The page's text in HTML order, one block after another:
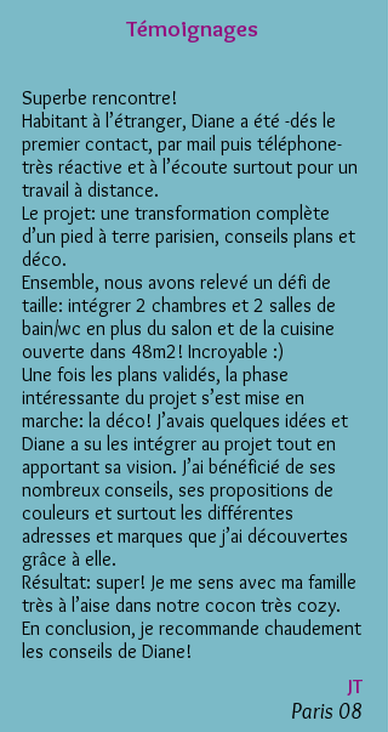
Témoignages
Superbe rencontre!
Habitant à l’étranger, Diane a été -dés le
premier contact, par mail puis téléphone-
très réactive et à l’écoute surtout pour un
travail à distance.
Le projet: une transformation complète
d’un pied à terre parisien, conseils plans et
déco.
Ensemble, nous avons relevé un défi de
taille: intégrer 2 chambres et 2 salles de
bain/wc en plus du salon et de la cuisine
ouverte dans 48m2! Incroyable :)
Une fois les plans validés, la phase
intéressante du projet s’est mise en
marche: la déco! J’avais quelques idées et
Diane a su les intégrer au projet tout en
apportant sa vision. J’ai bénéficié de ses
nombreux conseils, ses propositions de
couleurs et surtout les différentes
adresses et marques que j’ai découvertes
grâce à elle.
Résultat: super! Je me sens avec ma famille
très à l’aise dans notre cocon très cozy.
En conclusion, je recommande chaudement
les conseils de Diane!
JT
Paris 08